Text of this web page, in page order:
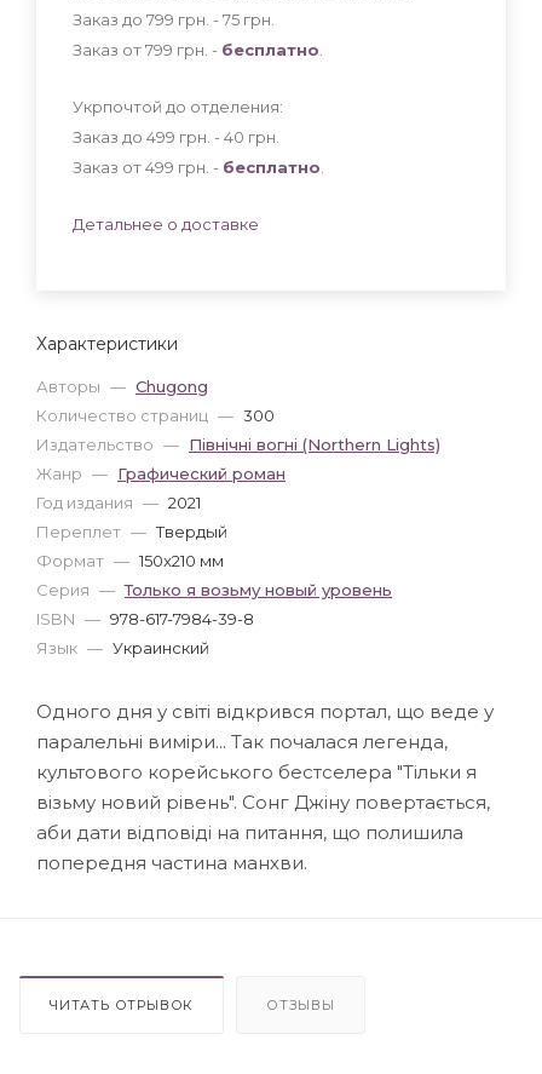
Характеристики
Авторы — Chugong
Количество страниц — 300
Издательство — Північні вогні (Northern Lights)
Жанр — Графический роман
Год издания — 2021
Переплет — Твердый
Формат — 150x210 мм
Серия — Только я возьму новый уровень
ISBN — 978-617-7984-39-8
Язык — Украинский
Заказ до 799 грн. - 75 грн
Заказ от 799 грн. - бесплатно
Укрпочтой до отделения:
Заказ до 499 грн. - 40 грн
Заказ от 499 грн. - бесплатно
Детальнее о доставке
Одного дня у світі відкрився портал, що веде у
паралельні виміри... Так почалася легенда,
культового корейського бестселера "Тільки я
візьму новий рівень". Сонг Джіну повертається,
аби дати відповіді на питання, що полишила
попередня частина манхви.
ЧИТАТЬ ОТРЫВОК ОТЗЫВЫ